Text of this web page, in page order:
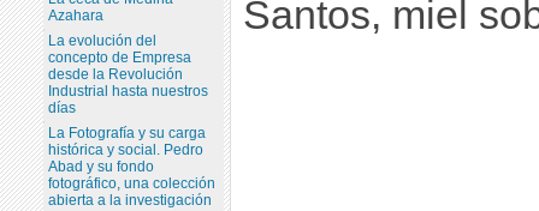
Santos, miel
Azahara
La evolución del
concepto de Empresa
desde la Revolución
Industrial hasta nuestros
días
La Fotografía y su carga
histórica y social. Pedro
Abad y su fondo
fotográfico, una colección
abierta a la investigación